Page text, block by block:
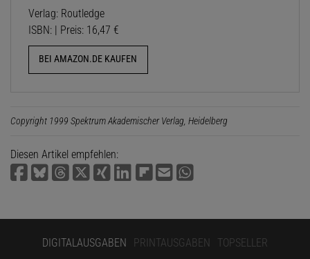
Verlag: Routledge
ISBN: | Preis: 16,47 €
BEI AMAZON.DE KAUFEN
Copyright 1999 Spektrum Akademischer Verlag, Heidelberg
Diesen Artikel empfehlen:
DIGITALAUSGABEN PRINTAUSGABEN TOPSELLER